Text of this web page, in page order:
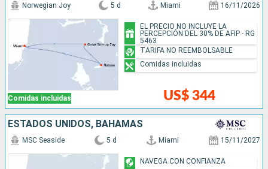
Comidas incluidas
Norwegian Joy 5 d Miami 16/11/2026
US$ 344
EL PRECIO NO INCLUYE LA
PERCEPCIÓN DEL 30% DE AFIP - RG
5463
TARIFA NO REEMBOLSABLE
Comidas incluidas
ESTADOS UNIDOS, BAHAMAS
MSC Seaside 5 d Miami 15/11/2027
NAVEGA CON CONFIANZA